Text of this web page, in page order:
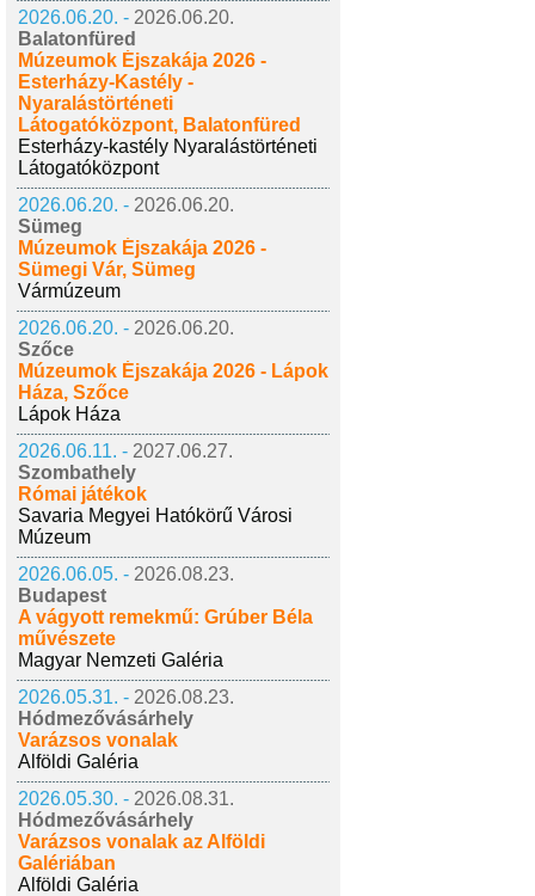
2026.06.20. - 2026.06.20.
Balatonfüred
Múzeumok Éjszakája 2026 -
Esterházy-Kastély -
Nyaralástörténeti
Látogatóközpont, Balatonfüred
Esterházy-kastély Nyaralástörténeti
Látogatóközpont
2026.06.20. - 2026.06.20.
Sümeg
Múzeumok Éjszakája 2026 -
Sümegi Vár, Sümeg
Vármúzeum
2026.06.20. - 2026.06.20.
Szőce
Múzeumok Éjszakája 2026 - Lápok
Háza, Szőce
Lápok Háza
2026.06.11. - 2027.06.27.
Szombathely
Római játékok
Savaria Megyei Hatókörű Városi
Múzeum
2026.06.05. - 2026.08.23.
Budapest
A vágyott remekmű: Grúber Béla
művészete
Magyar Nemzeti Galéria
2026.05.31. - 2026.08.23.
Hódmezővásárhely
Varázsos vonalak
Alföldi Galéria
2026.05.30. - 2026.08.31.
Hódmezővásárhely
Varázsos vonalak az Alföldi
Galériában
Alföldi Galéria